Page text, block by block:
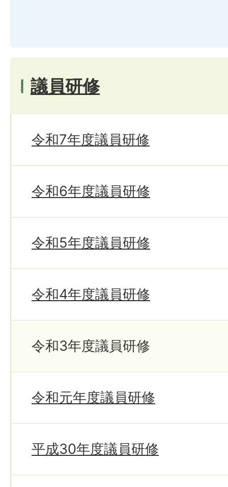
議員研修
令和7年度議員研修
令和6年度議員研修
令和5年度議員研修
令和4年度議員研修
令和3年度議員研修
令和元年度議員研修
平成30年度議員研修